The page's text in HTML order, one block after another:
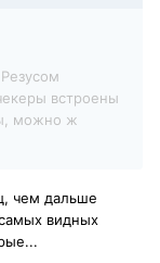
встроены
можно ж
чем дальше
видных